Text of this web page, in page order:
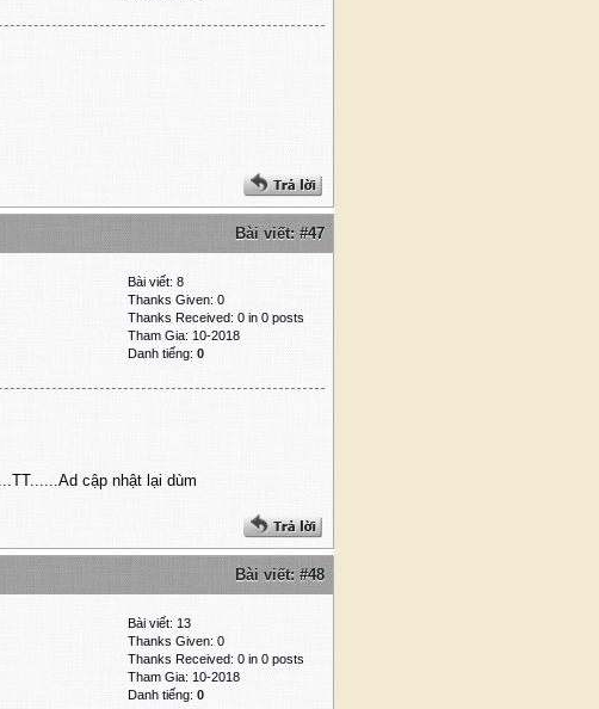
Bài viết: #47
Bài viết: 8
Thanks Given: 0
Thanks Received: 0 in 0 posts
Tham Gia: 10-2018
Danh tiếng: 0
Ad cập nhật lại dùm
Bài viết: #48
Bài viết: 13
Thanks Given: 0
Thanks Received: 0 in 0 posts
Tham Gia: 10-2018
Danh tiếng: 0